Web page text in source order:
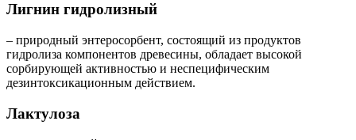
Лигнин гидролизный
– природный энтеросорбент, состоящий из продуктов
гидролиза компонентов древесины, обладает высокой
сорбирующей активностью и неспецифическим
дезинтоксикационным действием.
Лактулоза